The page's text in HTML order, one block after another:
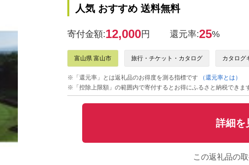
人気 おすすめ 送料無料
寄付金額:12,000円 還元率:25%
富山県 富山市 旅行・チケット・カタログ カタログ
※「還元率」とは返礼品のお得度を測る指標です
（還元率とは）
※「控除上限額」の範囲内で寄付するとお得にふるさと納税できま
詳細を
この返礼品の